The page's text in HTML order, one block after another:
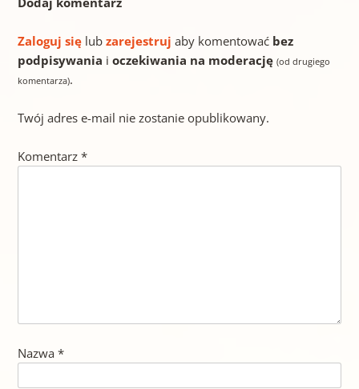
Zaloguj sięlub zarejestruj aby komentować bez
podpisywania i oczekiwania na moderację (od drugiego
komentarza).
Twój adres e-mail nie zostanie opublikowany.
Komentarz *
Nazwa *